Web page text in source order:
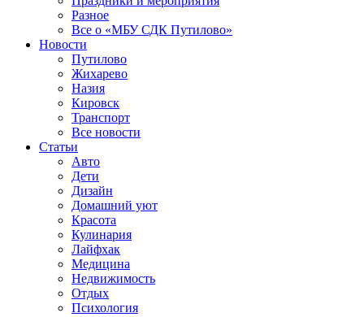
Разное
Все о «МБУ СДК Путилово»
Новости
Путилово
Жихарево
Назия
Кировск
Транспорт
Все новости
Статьи
Авто
Дети
Дизайн
Домашний уют
Красота
Кулинария
Лайфхак
Медицина
Недвижимость
Отдых
Психология